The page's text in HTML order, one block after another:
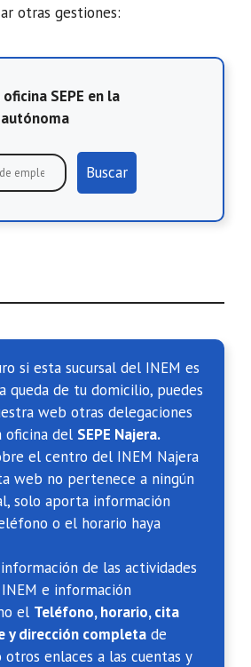
otras gestiones:
SEPE en la
Buscar
si esta sucursal del INEM es
queda de tu domicilio, puedes
web otras delegaciones
oficina del SEPE Najera.
el centro del INEM Najera
web no pertenece a ningún
solo aporta información
o el horario haya
de las actividades
e información
el Teléfono, horario, cita
y dirección completa de
otros enlaces a las cuentas y